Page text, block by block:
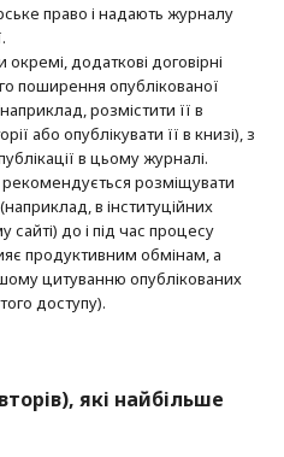
право і надають журналу
додат­кові договірні
поширення опублікованої
розмістити її в
або опубліку­вати її в книзі), з
в цьому журналі.
розміщувати
в інституційних
до і під час процесу
продуктивним обмінам, а
цитуванню опубліко­ва­них
доступу).
які найбільше